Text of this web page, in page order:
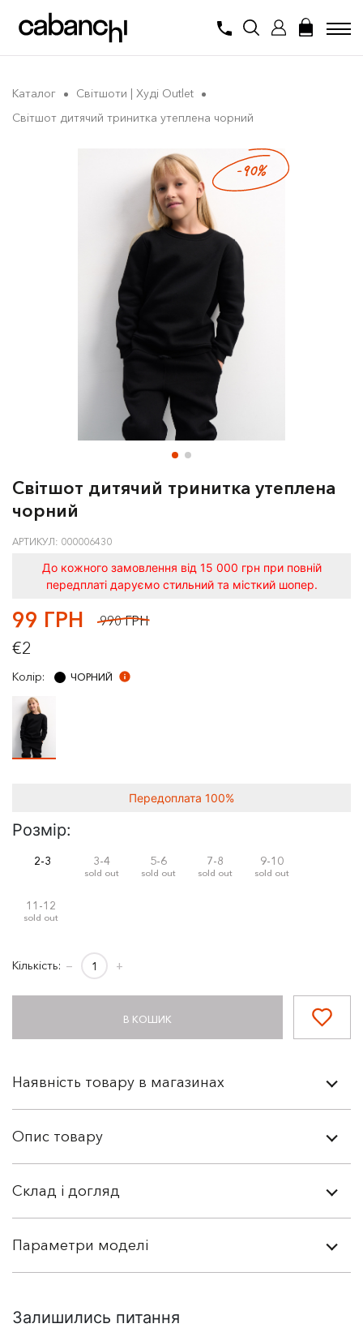
Каталог
Світшоти | Худі Outlet
Світшот дитячий тринитка утеплена чорний
-90%
Світшот дитячий тринитка утеплена
чорний
АРТИКУЛ: 000006430
До кожного замовлення від 15 000 грн при повній
передплаті даруємо стильний та місткий шопер.
99 ГРН 990 ГРН
€2
Колір: ЧОРНИЙ
Передоплата 100%
Розмір:
2-3 3-4
sold out
5-6
sold out
7-8
sold out
9-10
sold out
11-12
sold out
Кількість: − +
В КОШИК
Наявність товару в магазинах
Опис товару
Склад і догляд
Параметри моделі
Залишились питання